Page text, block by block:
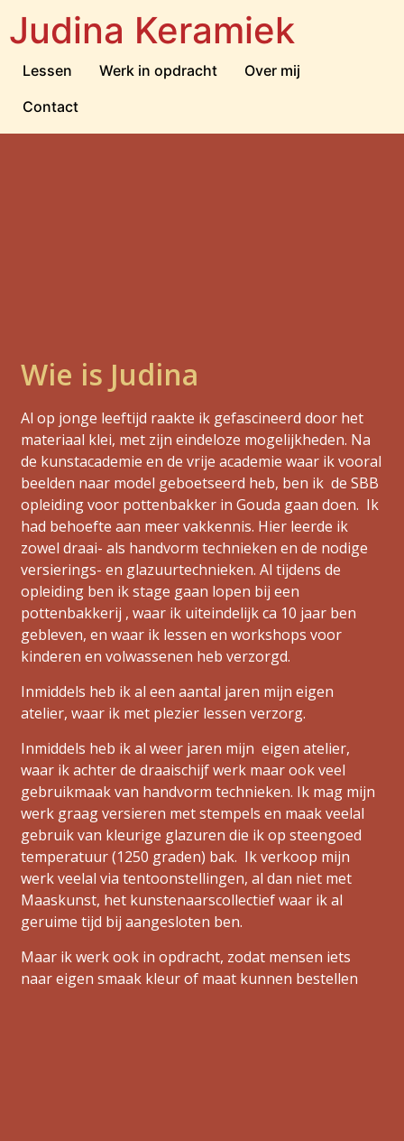
Judina Keramiek
Lessen Werk in opdracht
Over mij
Contact
Wie is Judina
Al op jonge leeftijd raakte ik gefascineerd door het
materiaal klei, met zijn eindeloze mogelijkheden. Na
de kunstacademie en de vrije academie waar ik vooral
beelden naar model geboetseerd heb, ben ik de SBB
opleiding voor pottenbakker in Gouda gaan doen. Ik
had behoefte aan meer vakkennis. Hier leerde ik
zowel draai- als handvorm technieken en de nodige
versierings- en glazuurtechnieken. Al tijdens de
opleiding ben ik stage gaan lopen bij een
pottenbakkerij , waar ik uiteindelijk ca 10 jaar ben
gebleven, en waar ik lessen en workshops voor
kinderen en volwassenen heb verzorgd.
Inmiddels heb ik al een aantal jaren mijn eigen
atelier, waar ik met plezier lessen verzorg.
Inmiddels heb ik al weer jaren mijn eigen atelier,
waar ik achter de draaischijf werk maar ook veel
gebruikmaak van handvorm technieken. Ik mag mijn
werk graag versieren met stempels en maak veelal
gebruik van kleurige glazuren die ik op steengoed
temperatuur (1250 graden) bak. Ik verkoop mijn
werk veelal via tentoonstellingen, al dan niet met
Maaskunst, het kunstenaarscollectief waar ik al
geruime tijd bij aangesloten ben.
Maar ik werk ook in opdracht, zodat mensen iets
naar eigen smaak kleur of maat kunnen bestellen